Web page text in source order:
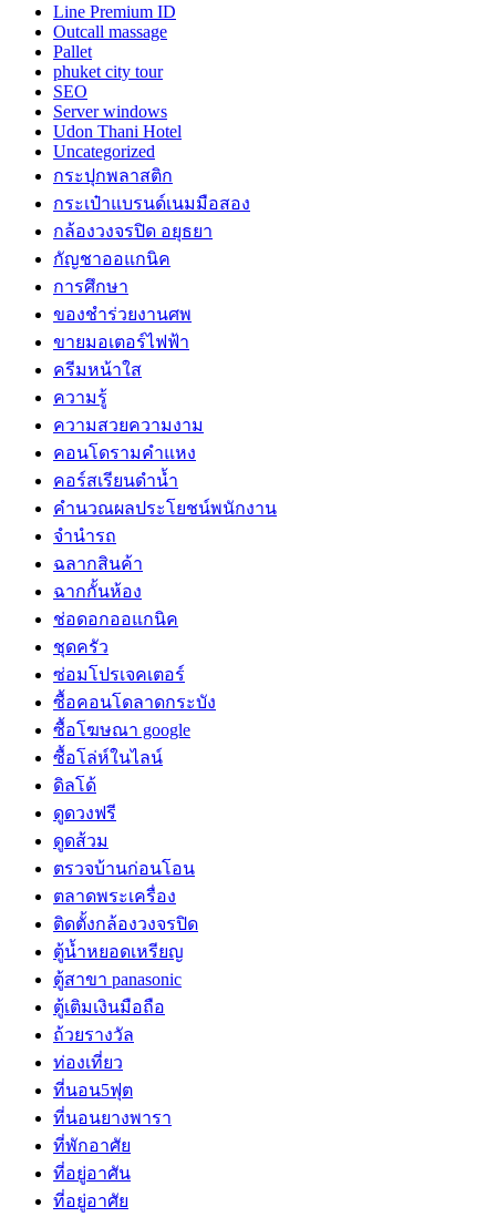
Line Premium ID
Outcall massage
Pallet
phuket city tour
SEO
Server windows
Udon Thani Hotel
Uncategorized
กระปุกพลาสติก
กระเป๋าแบรนด์เนมมือสอง
กล้องวงจรปิด อยุธยา
กัญชาออแกนิค
การศึกษา
ของชำร่วยงานศพ
ขายมอเตอร์ไฟฟ้า
ครีมหน้าใส
ความรู้
ความสวยความงาม
คอนโดรามคำแหง
คอร์สเรียนดำน้ำ
คำนวณผลประโยชน์พนักงาน
จำนำรถ
ฉลากสินค้า
ฉากกั้นห้อง
ช่อดอกออแกนิค
ชุดครัว
ซ่อมโปรเจคเตอร์
ซื้อคอนโดลาดกระบัง
ซื้อโฆษณา google
ซื้อโล่ห์ในไลน์
ดิลโด้
ดูดวงฟรี
ดูดส้วม
ตรวจบ้านก่อนโอน
ตลาดพระเครื่อง
ติดตั้งกล้องวงจรปิด
ตู้น้ำหยอดเหรียญ
ตู้สาขา panasonic
ตู้เติมเงินมือถือ
ถ้วยรางวัล
ท่องเที่ยว
ที่นอน5ฟุต
ที่นอนยางพารา
ที่พักอาศัย
ที่อยู่อาศัน
ที่อยู่อาศัย